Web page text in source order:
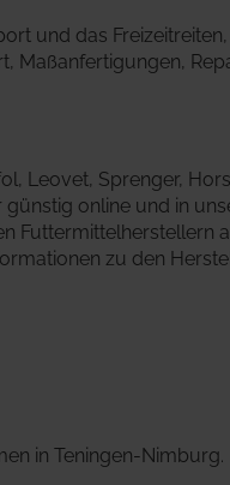
und das
Maßanfertigungen,
Leovet, Sprenger,
online und in
Futtermittelherstellern
zu den
in Teningen-Nimburg.